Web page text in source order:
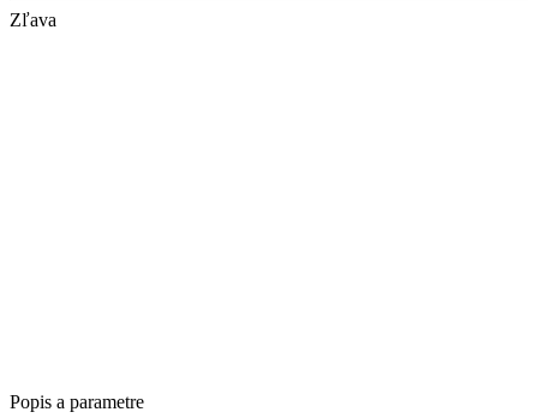
Zľava
Popis a parametre